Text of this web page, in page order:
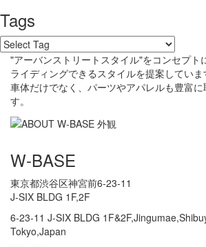
Tags
"アーバンストリートスタイル"をコンセプト
ライディングできるスタイルを提案していま
車体だけでなく、パーツやアパレルも豊富に
す。
W-BASE
東京都渋谷区神宮前6-23-11
J-SIX BLDG 1F,2F
6-23-11 J-SIX BLDG
Tokyo,Japan